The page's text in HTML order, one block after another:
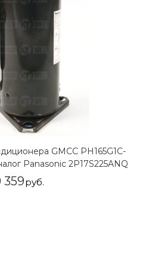
GMCC PH165G1C-
Panasonic 2P17S225ANQ
359руб.